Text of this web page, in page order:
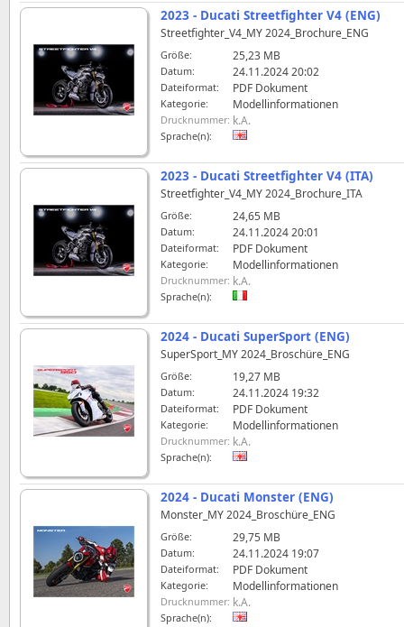
2023 - Ducati Streetfighter V4 (ENG)
Streetfighter_V4_MY 2024_Brochure_ENG
Größe: 25,23 MB
Datum: 24.11.2024 20:02
Dateiformat: PDF Dokument
Kategorie: Modellinformationen
Drucknummer: k.A.
Sprache(n):
2023 - Ducati Streetfighter V4 (ITA)
Streetfighter_V4_MY 2024_Brochure_ITA
Größe: 24,65 MB
Datum: 24.11.2024 20:01
Dateiformat: PDF Dokument
Kategorie: Modellinformationen
Drucknummer: k.A.
Sprache(n):
2024 - Ducati SuperSport (ENG)
SuperSport_MY 2024_Broschüre_ENG
Größe: 19,27 MB
Datum: 24.11.2024 19:32
Dateiformat: PDF Dokument
Kategorie: Modellinformationen
Drucknummer: k.A.
Sprache(n):
2024 - Ducati Monster (ENG)
Monster_MY 2024_Broschüre_ENG
Größe: 29,75 MB
Datum: 24.11.2024 19:07
Dateiformat: PDF Dokument
Kategorie: Modellinformationen
Drucknummer: k.A.
Sprache(n):